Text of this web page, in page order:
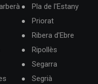
Pla de l'Estany
Priorat
Ribera d'Ebre
Ripollès
Segarra
Segrià